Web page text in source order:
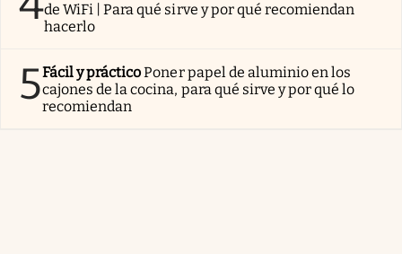
de WiFi | Para qué sirve y por qué recomiendan
hacerlo
5Fácil y prácticoPoner papel de aluminio en los
cajones de la cocina, para qué sirve y por qué lo
recomiendan